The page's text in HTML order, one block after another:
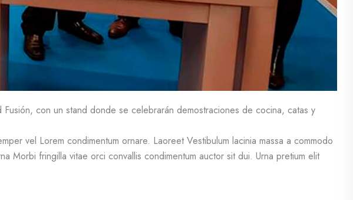
con un stand donde se celebrarán demostraciones de cocina, catas y
vel Lorem condimentum ornare. Laoreet Vestibulum lacinia massa a commodo
Morbi fringilla vitae orci convallis condimentum auctor sit dui. Urna pretium elit